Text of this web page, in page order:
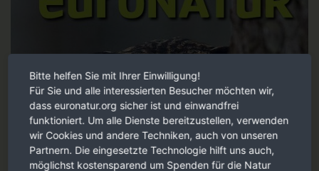
Bitte helfen Sie mit Ihrer Einwilligung!
Für Sie und alle interessierten Besucher möchten wir,
dass euronatur.org sicher ist und einwandfrei
funktioniert. Um alle Dienste bereitzustellen, verwenden
wir Cookies und andere Techniken, auch von unseren
Partnern. Die eingesetzte Technologie hilft uns auch,
möglichst kostensparend um Spenden für die Natur